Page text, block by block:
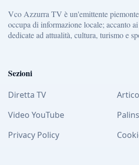
Vco Azzurra TV è un'emittente
occupa di informazione locale; accanto
dedicate ad attualità, cultura, turismo e
Sezioni
Diretta TV
Video YouTube
Privacy Policy